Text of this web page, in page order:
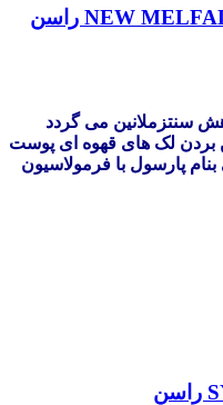
بردن لک های قهوه ای پوست
پارسول با فرمولاسیون